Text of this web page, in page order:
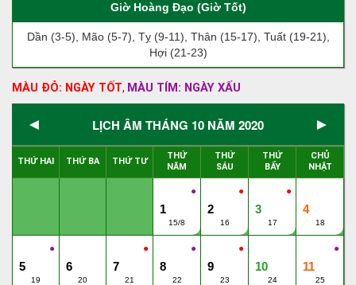
Giờ Hoàng Đạo (Giờ Tốt)
Dần (3-5), Mão (5-7), Tỵ (9-11), Thân (15-17), Tuất (19-21),
Hợi (21-23)
MÀU ĐỎ: NGÀY TỐT, MÀU TÍM: NGÀY XẤU
◄ LỊCH ÂM THÁNG 10 NĂM 2020 ►
THỨ HAI THỨ BA THỨ TƯ
THỨ
NĂM
THỨ
SÁU
THỨ
BẨY
CHỦ
NHẬT
●
1
15/8
●
2
16
●
3
17
4
18
●
5
19
6
20
●
7
21
●
8
22
●
9
23
10
24
●
11
25